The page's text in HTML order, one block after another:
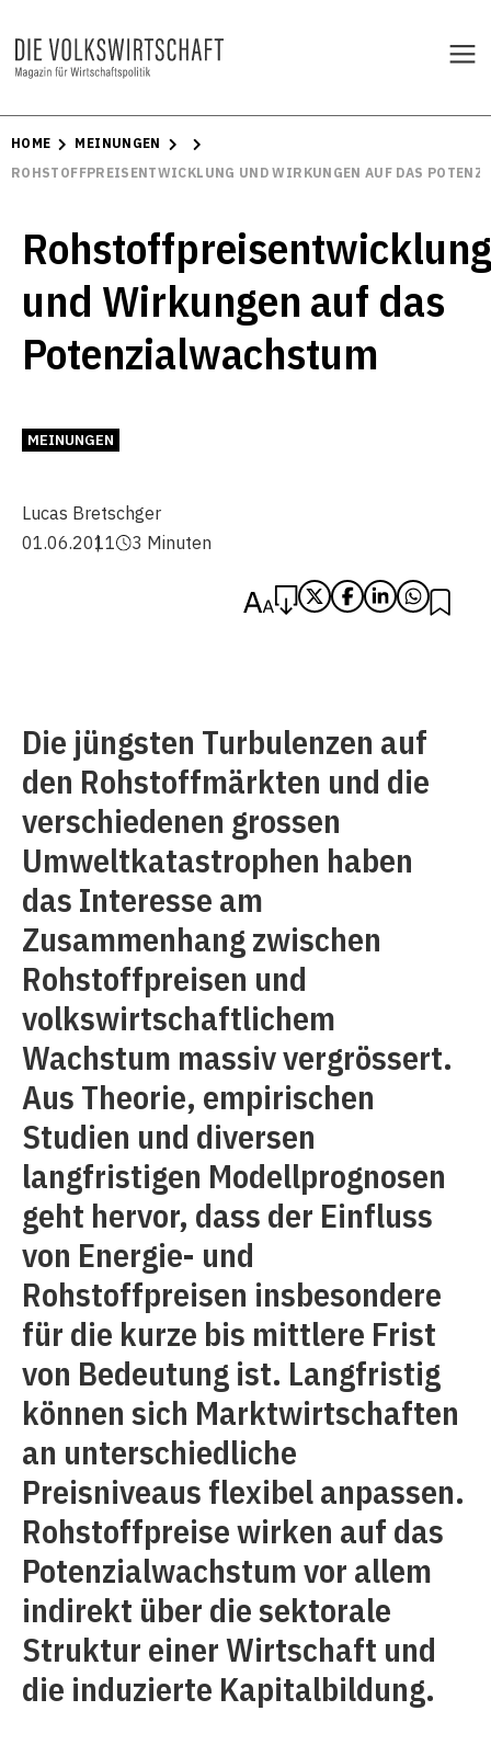
HOME
MEINUNGEN
ROHSTOFFPREISENTWICKLUNG UND WIRKUNGEN AUF DAS
Rohstoffpreisentwicklung
und Wirkungen auf das
Potenzialwachstum
MEINUNGEN
Lucas Bretschger
01.06.2011
3 Minuten
Die jüngsten Turbulenzen auf
den Rohstoffmärkten und die
verschiedenen grossen
Umweltkatastrophen haben
das Interesse am
Zusammenhang zwischen
Rohstoffpreisen und
volkswirtschaftlichem
Wachstum massiv vergrössert.
Aus Theorie, empirischen
Studien und diversen
langfristigen Modellprognosen
geht hervor, dass der Einfluss
von Energie- und
Rohstoffpreisen insbesondere
für die kurze bis mittlere Frist
von Bedeutung ist. Langfristig
können sich Marktwirtschaften
an unterschiedliche
Preisniveaus flexibel anpassen.
Rohstoffpreise wirken auf das
Potenzialwachstum vor allem
indirekt über die sektorale
Struktur einer Wirtschaft und
die induzierte Kapitalbildung.